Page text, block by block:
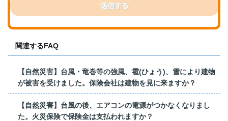
送信する
関連するFAQ
【自然災害】台風・竜巻等の強風、雹(ひょう)、雪により建物
が被害を受けました。保険会社は建物を見に来ますか？
【自然災害】台風の後、エアコンの電源がつかなくなりまし
た。火災保険で保険金は支払われますか？